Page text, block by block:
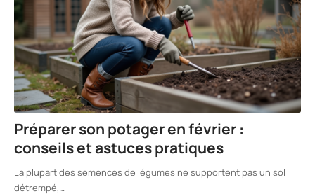
Préparer son potager en février :
conseils et astuces pratiques
La plupart des semences de légumes ne supportent pas un sol
détrempé,…